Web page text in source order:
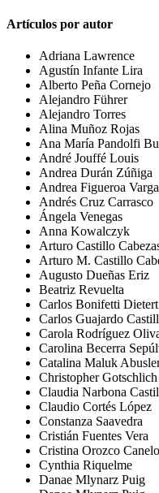
Artículos por autor
Adriana Lawrence
Agustín Infante Lira
Alberto Peña Cornejo
Alejandro Führer
Alejandro Torres
Alina Muñoz Rojas
Ana María Pandolfi
André Jouffé Louis
Andrea Durán Zúñiga
Andrea Figueroa
Andrés Cruz Carrasco
Ángela Venegas
Anna Kowalczyk
Arturo Castillo
Arturo M. Castillo
Augusto Dueñas Eriz
Beatriz Revuelta
Carlos Bonifetti Dietert
Carlos Guajardo
Carola Rodríguez
Carolina Becerra
Catalina Maluk
Christopher Gotschlich
Claudia Narbona
Claudio Cortés López
Constanza Saavedra
Cristián Fuentes Vera
Cristina Orozco Canelo
Cynthia Riquelme
Danae Mlynarz Puig